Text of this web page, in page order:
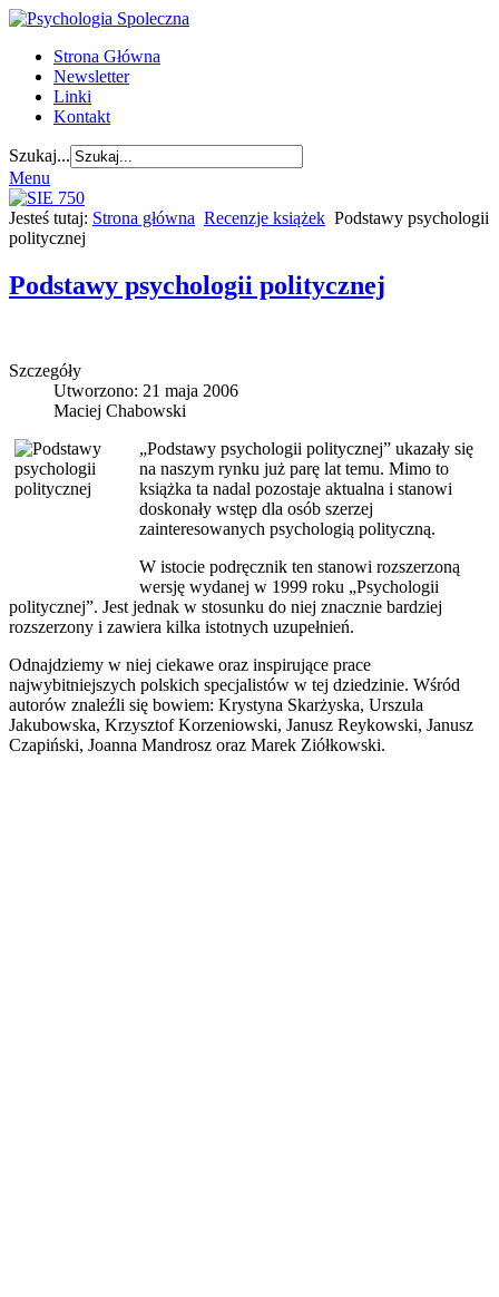
Strona Główna
Newsletter
Linki
Kontakt
Szukaj...
Menu
Jesteś tutaj: Strona główna Recenzje książek Podstawy psychologii
politycznej
Podstawy psychologii politycznej
Szczegóły
Utworzono: 21 maja 2006
Maciej Chabowski
„Podstawy psychologii politycznej” ukazały się
na naszym rynku już parę lat temu. Mimo to
książka ta nadal pozostaje aktualna i stanowi
doskonały wstęp dla osób szerzej
zainteresowanych psychologią polityczną.
W istocie podręcznik ten stanowi rozszerzoną
wersję wydanej w 1999 roku „Psychologii
politycznej”. Jest jednak w stosunku do niej znacznie bardziej
rozszerzony i zawiera kilka istotnych uzupełnień.
Odnajdziemy w niej ciekawe oraz inspirujące prace
najwybitniejszych polskich specjalistów w tej dziedzinie. Wśród
autorów znaleźli się bowiem: Krystyna Skarżyska, Urszula
Jakubowska, Krzysztof Korzeniowski, Janusz Reykowski, Janusz
Czapiński, Joanna Mandrosz oraz Marek Ziółkowski.